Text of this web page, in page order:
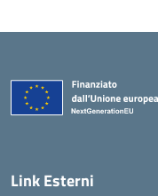
Link Esterni